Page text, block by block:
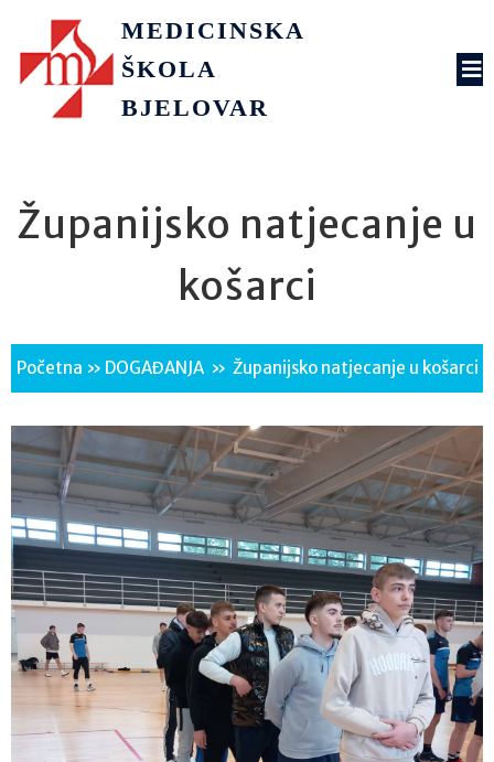
MEDICINSKA
ŠKOLA
BJELOVAR
Županijsko natjecanje u
košarci
Početna » DOGAĐANJA » Županijsko natjecanje u košarci